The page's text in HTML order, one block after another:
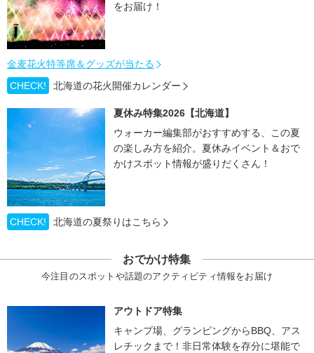
をお届け！
金麦花火特等席＆グッズが当たる
CHECK!
北海道の花火開催カレンダー
夏休み特集2026【北海道】
ウォーカー編集部がおすすめする、この夏
の楽しみ方を紹介。夏休みイベント＆おで
かけスポット情報が盛りだくさん！
CHECK! 北海道の夏祭りはこちら
おでかけ特集
今注目のスポットや話題のアクティビティ情報をお届け
アウトドア特集
キャンプ場、グランピングからBBQ、アス
レチックまで！非日常体験を存分に堪能で